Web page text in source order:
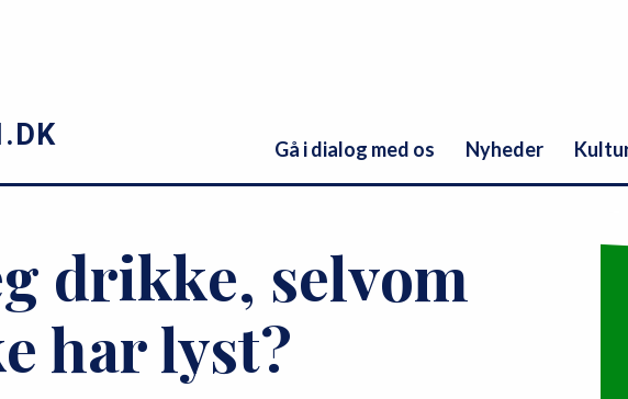
Gå i dialog med os Nyheder
drikke, selvom
har lyst?